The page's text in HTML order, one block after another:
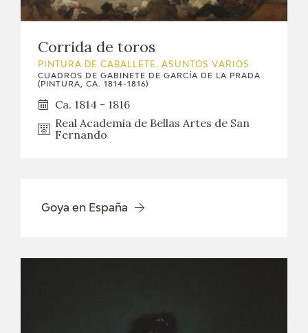
Corrida de toros
PINTURA DE CABALLETE. ASUNTOS VARIOS
CUADROS DE GABINETE DE GARCÍA DE LA PRADA
(PINTURA, CA. 1814-1816)
Ca. 1814 - 1816
Real Academia de Bellas Artes de San
Fernando
Goya en España